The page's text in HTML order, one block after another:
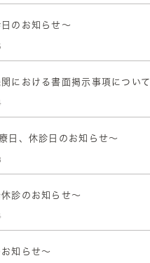
のお知らせ～
における書面掲示事項について
日、休診日のお知らせ～
診のお知らせ〜
知らせ～